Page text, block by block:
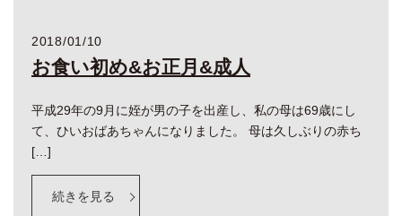
2018/01/10
お食い初め&お正月&成人
平成29年の9月に姪が男の子を出産し、私の母は69歳にし
て、ひいおばあちゃんになりました。 母は久しぶりの赤ち
[…]
続きを見る